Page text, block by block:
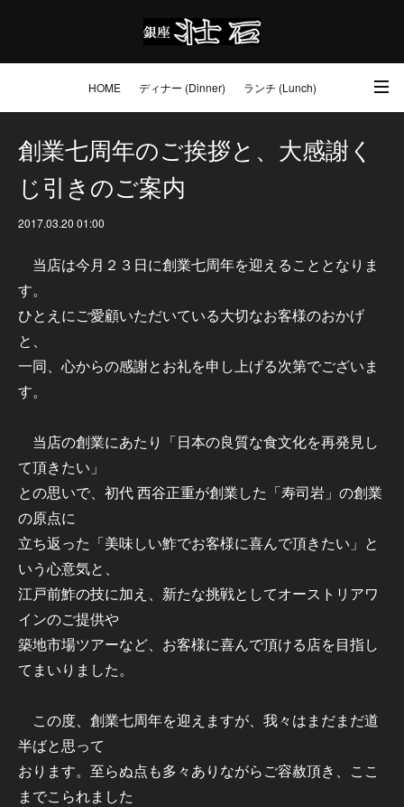
HOME ディナー (Dinner) ランチ (Lunch)
創業七周年のご挨拶と、大感謝く
じ引きのご案内
2017.03.20 01:00
当店は今月２３日に創業七周年を迎えることとなりま
す。
ひとえにご愛顧いただいている大切なお客様のおかげ
と、
一同、心からの感謝とお礼を申し上げる次第でございま
す。
当店の創業にあたり「日本の良質な食文化を再発見し
て頂きたい」
との思いで、初代 西谷正重が創業した「寿司岩」の創業
の原点に
立ち返った「美味しい鮓でお客様に喜んで頂きたい」と
いう心意気と、
江戸前鮓の技に加え、新たな挑戦としてオーストリアワ
インのご提供や
築地市場ツアーなど、お客様に喜んで頂ける店を目指し
てまいりました。
この度、創業七周年を迎えますが、我々はまだまだ道
半ばと思って
おります。至らぬ点も多々ありながらご容赦頂き、ここ
までこられました